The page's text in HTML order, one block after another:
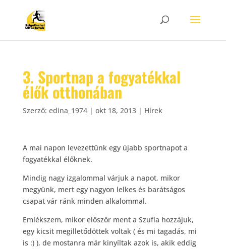
3. Sportnap a fogyatékkal
élők otthonában
Szerző: edina_1974| okt 18, 2013| Hírek
A mai napon levezettünk egy újabb sportnapot a
fogyatékkal élőknek.
Mindig nagy izgalommal várjuk a napot, mikor
megyünk, mert egy nagyon lelkes és barátságos
csapat vár ránk minden alkalommal.
Emlékszem, mikor először ment a Szufla hozzájuk,
egy kicsit megilletődöttek voltak ( és mi tagadás, mi
is :) ), de mostanra már kinyíltak azok is, akik eddig